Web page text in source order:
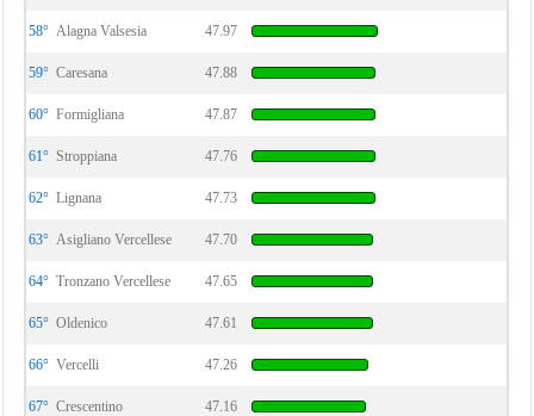
58° Alagna Valsesia 47.97
59° Caresana 47.88
60° Formigliana 47.87
61° Stroppiana 47.76
62° Lignana 47.73
63° Asigliano Vercellese 47.70
64° Tronzano Vercellese 47.65
65° Oldenico 47.61
66° Vercelli 47.26
67° Crescentino 47.16